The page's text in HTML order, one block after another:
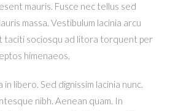
mauris. Fusce nec tellus sed
massa. Vestibulum lacinia arcu
taciti sociosqu ad litora torquent per
himenaeos.
libero. Sed dignissim lacinia nunc.
nibh. Aenean quam. In